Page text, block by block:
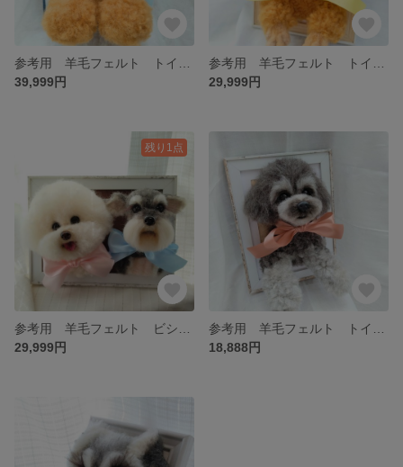
39,999円
29,999円
残り1点
29,999円
18,888円